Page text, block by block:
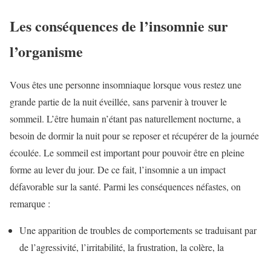
Les conséquences de l’insomnie sur
l’organisme
Vous êtes une personne insomniaque lorsque vous restez une
grande partie de la nuit éveillée, sans parvenir à trouver le
sommeil. L’être humain n’étant pas naturellement nocturne, a
besoin de dormir la nuit pour se reposer et récupérer de la journée
écoulée. Le sommeil est important pour pouvoir être en pleine
forme au lever du jour. De ce fait, l’insomnie a un impact
défavorable sur la santé. Parmi les conséquences néfastes, on
remarque :
Une apparition de troubles de comportements se traduisant par
de l’agressivité, l’irritabilité, la frustration, la colère, la